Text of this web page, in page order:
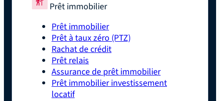
Prêt immobilier
Prêt immobilier
Prêt à taux zéro (PTZ)
Rachat de crédit
Prêt relais
Assurance de prêt immobilier
Prêt immobilier investissement
locatif